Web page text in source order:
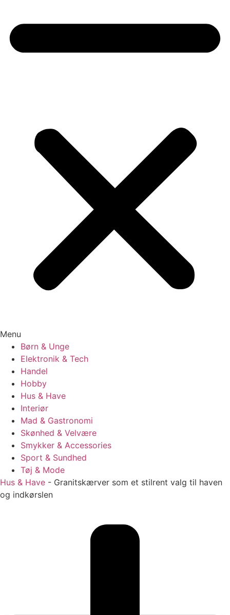
Menu
Børn & Unge
Elektronik & Tech
Handel
Hobby
Hus & Have
Interiør
Mad & Gastronomi
Skønhed & Velvære
Smykker & Accessories
Sport & Sundhed
Tøj & Mode
Hus & Have - Granitskærver som et stilrent valg til haven
og indkørslen